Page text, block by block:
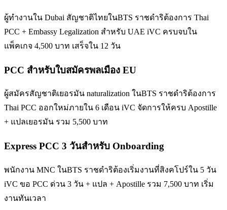
ผู้ทำงานใน Dubai สัญชาติไทยในBTS ราชดำริต้องการ Thai
PCC + Embassy Legalization สำหรับ UAE iVC ครบจบใน
แพ็คเกจ 4,500 บาท เสร็จใน 12 วัน
PCC สำหรับใบสมัครพลเมือง EU
ผู้สมัครสัญชาติเยอรมัน naturalization ในBTS ราชดำริต้องการ
Thai PCC ออกใหม่ภายใน 6 เดือน iVC จัดการให้ครบ Apostille
+ แปลเยอรมัน รวม 5,500 บาท
Express PCC 3 วันสำหรับ Onboarding
พนักงาน MNC ในBTS ราชดำริต้องเริ่มงานที่สิงคโปร์ใน 5 วัน
iVC ขอ PCC ด่วน 3 วัน + แปล + Apostille รวม 7,500 บาท เริ่ม
งานทันเวลา